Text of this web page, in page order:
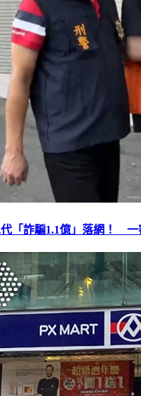
「詐騙1.1億」落網！ 一